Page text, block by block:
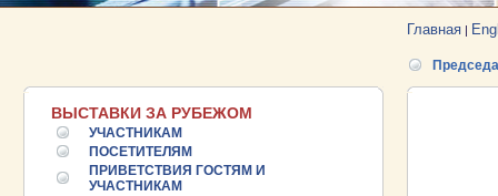
Главная |
ВЫСТАВКИ ЗА РУБЕЖОМ
УЧАСТНИКАМ
ПОСЕТИТЕЛЯМ
ПРИВЕТСТВИЯ ГОСТЯМ И
УЧАСТНИКАМ